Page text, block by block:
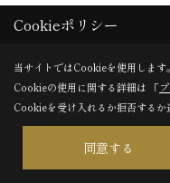
Cookieポリシー
当サイトではCookieを使用します。
Cookieの使用に関する詳細は 「
Cookieを受け入れるか拒否するか
同意する